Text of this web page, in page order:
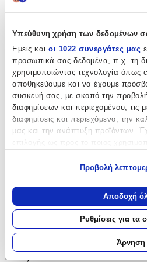
Υπεύθυνη χρήση των δεδομένων
Εμείς και οι 1022 συνεργάτες μας
προσωπικά σας δεδομένα, π.χ. τη
χρησιμοποιώντας τεχνολογία όπως
αποθηκεύουμε και να έχουμε
συσκευή σας, με σκοπό την
διαφημίσεων και περιεχομένου, τις
διαφημίσεις και περιεχόμενο, την
μας και την ανάπτυξη προϊόντων.
Να συλλέξουμε πληροφορίες
σας τοποθεσία, οι οποίες μπορεί
απόσταση μερικών μέτρων
Να αναγνωρίσουμε τη
για συγκεκριμένα
Μάθετε περισσότερα σχετικά με
Προβολή
Αποδοχή
Ρυθμίσεις για τα
Άρνηση
Κατασκευαστής:
Τύπος:
Δίφυλλη
Χρώμα Βασικό :
Καφέ
:
Καφέ
Μήκος:
94
Βάθος